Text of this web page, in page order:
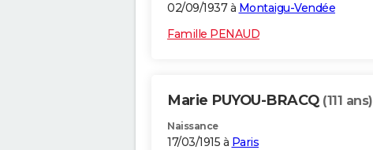
02/09/1937 à Montaigu-Vendée
Famille PENAUD
Marie PUYOU-BRACQ (111 ans)
Naissance
17/03/1915 à Paris